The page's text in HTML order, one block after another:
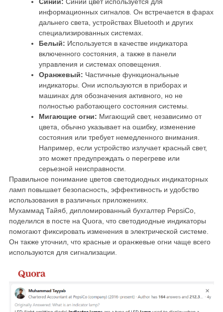
информационных сигналов. Он встречается в фарах
дальнего света, устройствах Bluetooth и других
специализированных системах.
Белый: Используется в качестве индикатора
включенного состояния, а также в панели
управления и системах оповещения.
Оранжевый: Частичные функциональные
индикаторы. Они используются в приборах и
машинах для обозначения активного, но не
полностью работающего состояния системы.
Мигающие огни: Мигающий свет, независимо от
цвета, обычно указывает на ошибку, изменение
состояния или требует немедленного внимания.
Например, если устройство излучает красный свет,
это может предупреждать о перегреве или
серьезной неисправности.
Правильное понимание цветов светодиодных индикаторных
ламп повышает безопасность, эффективность и удобство
использования в различных приложениях.
Мухаммад Тайяб, дипломированный бухгалтер PepsiCo,
поделился в посте на Quora, что светодиодные индикаторы
помогают фиксировать изменения в электрической системе.
Он также уточнил, что красные и оранжевые огни чаще всего
используются для сигнализации.